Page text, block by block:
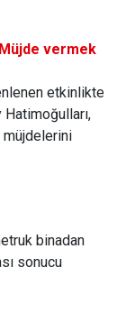
Müjde vermek
etkinlikte
Hatimoğulları,
müjdelerini
binadan
sonucu